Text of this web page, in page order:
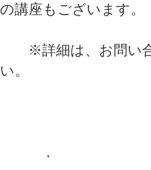
の講座もございます。
※詳細は、お問い
い。
.